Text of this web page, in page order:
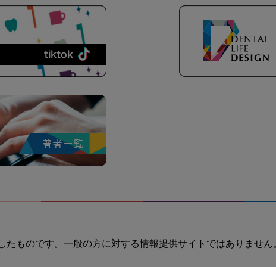
たものです。一般の方に対する情報提供サイトではありません